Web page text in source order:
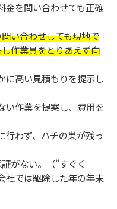
を問い合わせても正確
い合わせしても現地で
作業員をとりあえず向
に高い見積もりを提示し
い作業を提案し、費用を
行わず、ハチの巣が残っ
がない。（”すぐく
社では駆除した年の年末